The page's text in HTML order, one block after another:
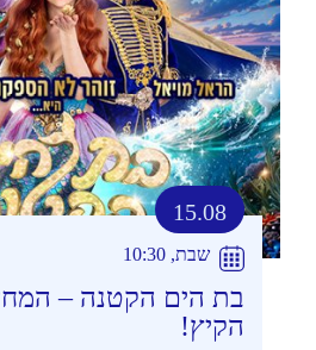
15.08
שבת, 10:30
בת הים הקטנה –
הקיץ!